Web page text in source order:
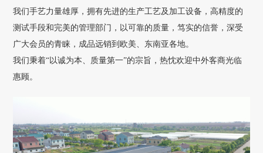
我们手艺力量雄厚，拥有先进的生产工艺及加工设备，高精度的
测试手段和完美的管理部门，以可靠的质量，笃实的信誉，深受
广大会员的青睐，成品远销到欧美、东南亚各地。
我们秉着“以诚为本、质量第一”的宗旨，热忱欢迎中外客商光临
惠顾。